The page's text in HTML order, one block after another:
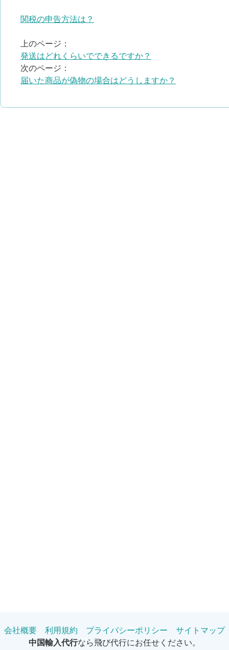
関税の申告方法は？
上のページ：
発送はどれくらいでできるですか？
次のページ：
届いた商品が偽物の場合はどうしますか？
会社概要 利用規約 プライバシーポリシー
サイトマップ
中国輸入代行なら飛び代行にお任せください。